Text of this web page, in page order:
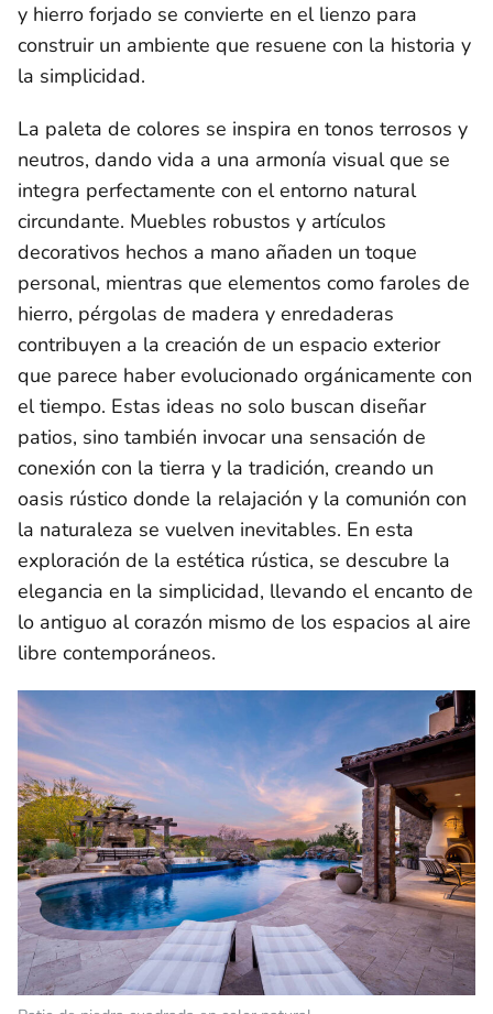
y hierro forjado se convierte en el lienzo para
construir un ambiente que resuene con la historia y
la simplicidad.
La paleta de colores se inspira en tonos terrosos y
neutros, dando vida a una armonía visual que se
integra perfectamente con el entorno natural
circundante. Muebles robustos y artículos
decorativos hechos a mano añaden un toque
personal, mientras que elementos como faroles de
hierro, pérgolas de madera y enredaderas
contribuyen a la creación de un espacio exterior
que parece haber evolucionado orgánicamente con
el tiempo. Estas ideas no solo buscan diseñar
patios, sino también invocar una sensación de
conexión con la tierra y la tradición, creando un
oasis rústico donde la relajación y la comunión con
la naturaleza se vuelven inevitables. En esta
exploración de la estética rústica, se descubre la
elegancia en la simplicidad, llevando el encanto de
lo antiguo al corazón mismo de los espacios al aire
libre contemporáneos.